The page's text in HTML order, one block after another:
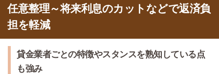
任意整理～将来利息のカットなどで返済負
担を軽減
貸金業者ごとの特徴やスタンスを熟知している点
も強み